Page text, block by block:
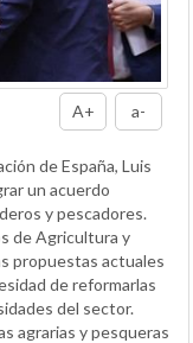
A+ a-
de España, Luis
un acuerdo
y pescadores.
de Agricultura y
propuestas actuales
de reformarlas
del sector.
agrarias y pesqueras